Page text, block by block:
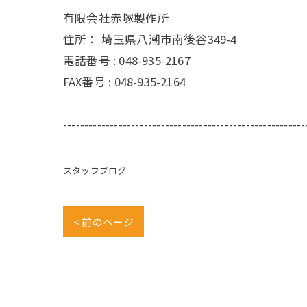
有限会社赤塚製作所
住所： 埼玉県八潮市南後谷349-4
電話番号 : 048-935-2167
FAX番号 : 048-935-2164
スタッフブログ
< 前のページ